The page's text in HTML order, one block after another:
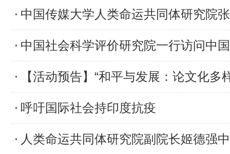
呼吁国际社会持印度抗疫